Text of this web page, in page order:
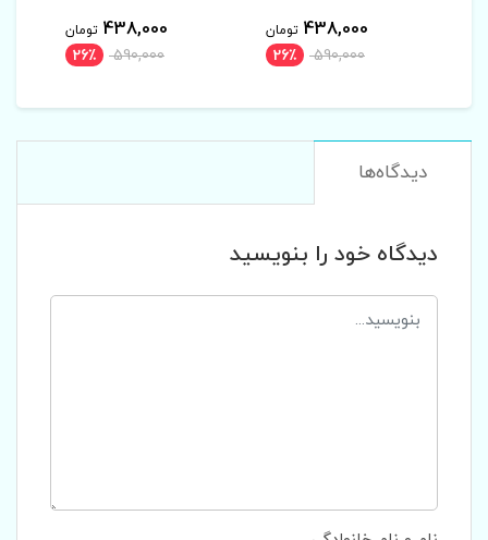
438,000 تومان
590,000 26٪
438,000 تومان
590,000 26٪
دیدگاه‌ها
دیدگاه خود را بنویسید